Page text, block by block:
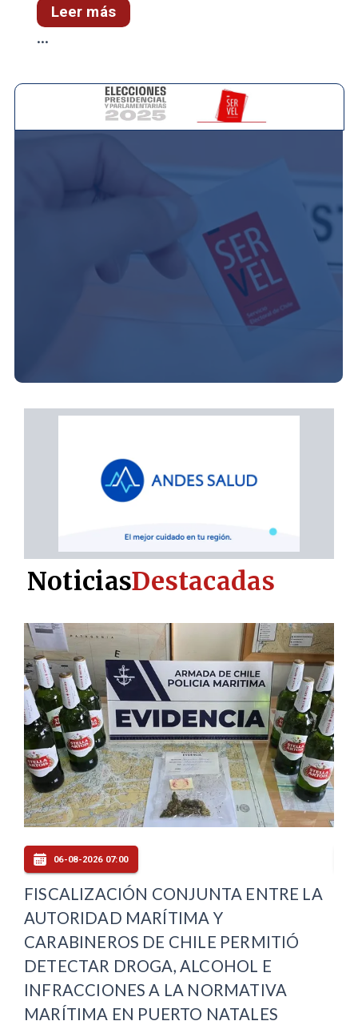
Leer más
...
06-08-2026 07:00
FISCALIZACIÓN CONJUNTA ENTRE LA
AUTORIDAD MARÍTIMA Y
CARABINEROS DE CHILE PERMITIÓ
DETECTAR DROGA, ALCOHOL E
INFRACCIONES A LA NORMATIVA
MARÍTIMA EN PUERTO NATALES
NoticiasDestacadas